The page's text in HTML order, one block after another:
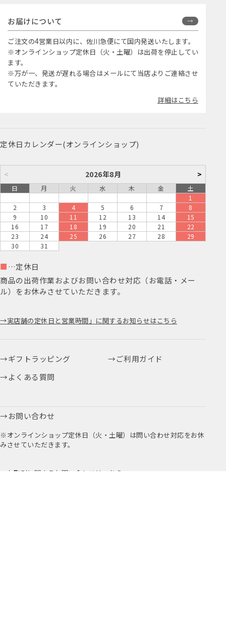
お届けについて
ご注文の4営業日以内に、佐川急便にて国内発送いたします。
※オンラインショップ定休日（火・土曜）は出荷を停止してい
ます。
※万が一、発送が遅れる場合はメールにて当店よりご連絡させ
ていただきます。
詳細はこちら
定休日カレンダー(オンラインショップ)
< 2026年8月 >
日 月 火 水 木 金
土
1
2
3 4 5 6 7
8
9
10 11 12 13 14
15
16
17 18 19 20 21
22
23
24 25 26 27 28
29
30
31
■ …定休日
商品の出荷作業およびお問い合わせ対応（お電話・メー
ル）をお休みさせていただきます。
実店舗の定休日と営業時間」に関するお知らせはこちら
ギフトラッピング
ご利用ガイド
よくある質問
お問い合わせ
※オンラインショップ定休日（火・土曜）は問い合わせ対応をお休
みさせていただきます。
お取引に関するお問い合わせはこちら